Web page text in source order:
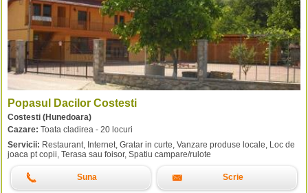
Popasul Dacilor Costesti
Costesti (Hunedoara)
Cazare: Toata cladirea - 20 locuri
Servicii: Restaurant, Internet, Gratar in curte, Vanzare produse locale, Loc de
joaca pt copii, Terasa sau foisor, Spatiu campare/rulote
Suna Scrie